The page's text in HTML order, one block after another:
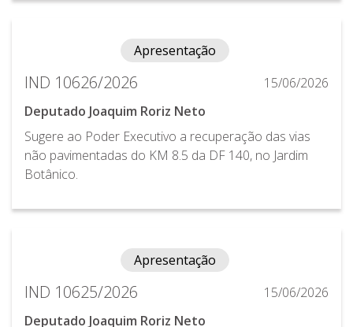
Apresentação
IND 10626/2026
15/06/2026
Deputado Joaquim Roriz Neto
Sugere ao Poder Executivo a recuperação das vias
não pavimentadas do KM 8.5 da DF 140, no Jardim
Botânico.
Apresentação
IND 10625/2026
15/06/2026
Deputado Joaquim Roriz Neto